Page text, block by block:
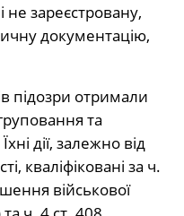
зареєстровану,
документацію,
підозри отримали
та
дії, залежно від
кваліфіковані за ч.
військової